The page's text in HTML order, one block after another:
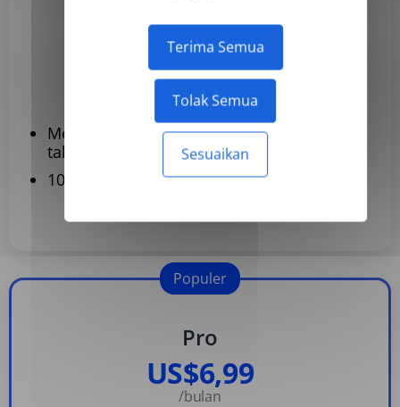
Terima Semua
Tolak Semua
Sesuaikan
Menerjemahkan hingga 120 dokumen per
tahun
109 bahasa
Pro
US$6,99
/bulan
Populer